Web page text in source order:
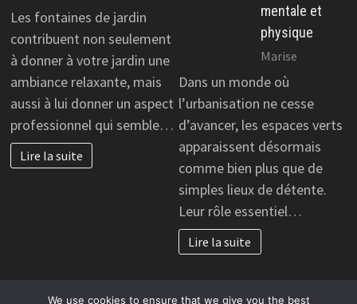
Les fontaines de jardin
contribuent non seulement
à donner à votre jardin une
ambiance relaxante, mais
aussi à lui donner un aspect
professionnel qui semble…
Lire la suite
mentale et
physique
Marise
Dans un monde où
l’urbanisation ne cesse
d’avancer, les espaces verts
apparaissent désormais
comme bien plus que de
simples lieux de détente.
Leur rôle essentiel…
Lire la suite
We use cookies to ensure that we give you the best